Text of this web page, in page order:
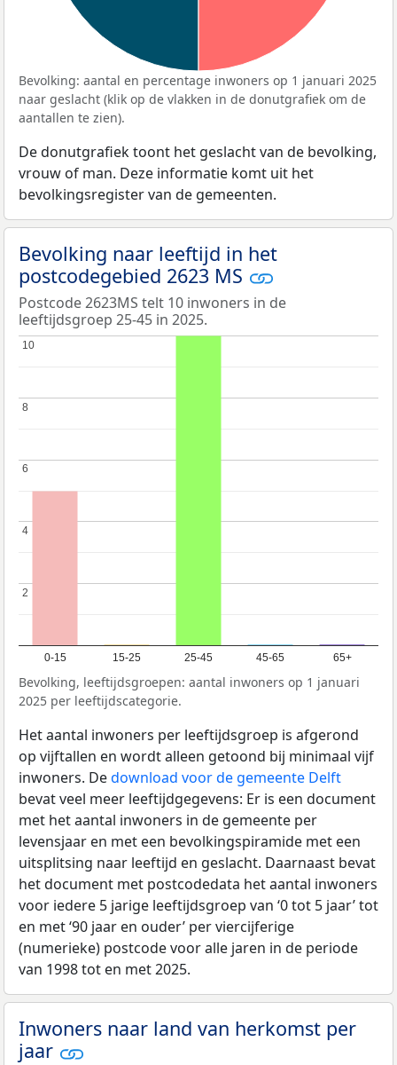
Bevolking: aantal en percentage inwoners op 1 januari 2025
naar geslacht (klik op de vlakken in de donutgrafiek om de
aantallen te zien).
De donutgrafiek toont het geslacht van de bevolking,
vrouw of man. Deze informatie komt uit het
bevolkingsregister van de gemeenten.
Bevolking naar leeftijd in het
postcodegebied 2623 MS
Postcode 2623MS telt 10 inwoners in de
leeftijdsgroep 25-45 in 2025.
0-15 15-25 25-45 45-65 65+
2
2
4
4
6
6
8
8
10
10
Bevolking, leeftijdsgroepen: aantal inwoners op 1 januari
2025 per leeftijdscategorie.
Het aantal inwoners per leeftijdsgroep is afgerond
op vijftallen en wordt alleen getoond bij minimaal vijf
inwoners. Dedownload voor de gemeente Delft
bevat veel meer leeftijdgegevens: Er is een document
met het aantal inwoners in de gemeente per
levensjaar en met een bevolkingspiramide met een
uitsplitsing naar leeftijd en geslacht. Daarnaast bevat
het document met postcodedata het aantal inwoners
voor iedere 5 jarige leeftijdsgroep van ‘0 tot 5 jaar’ tot
en met ‘90 jaar en ouder’ per viercijferige
(numerieke) postcode voor alle jaren in de periode
van 1998 tot en met 2025.
Inwoners naar land van herkomst per
jaar